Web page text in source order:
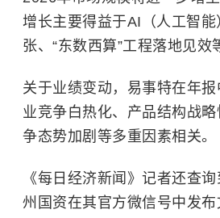
增长主要得益于AI（人工智
张、“东数西算”工程落地见效
关于业绩变动，易事特在年
业竞争白热化、产品结构战
争态势加剧等多重因素相关。
《每日经济新闻》记者还查
州国资在其官方微信号中发